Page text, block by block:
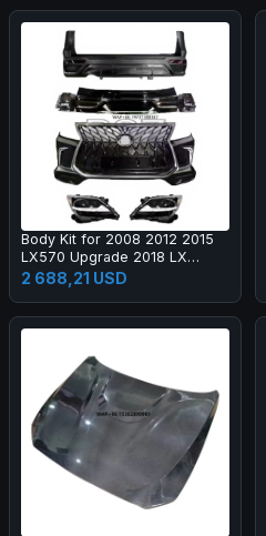
Body Kit for 2008 2012 2015
LX570 Upgrade 2018 LX
Super Sport Grille Bumper Led
Headlamp Fog Lamp Tail Light
2 688,21 USD